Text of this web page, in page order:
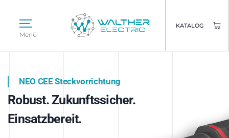
Menü
KATALOG
Intelligente Stromverteilung
NEO CEE Steckvorrichtung
Robust. Zukunftssicher.
Einsatzbereit.
Intelligenz trifft Energie.